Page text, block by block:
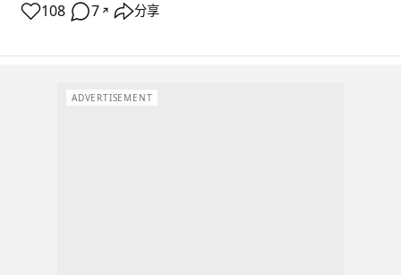
108 7 ↗ 分享
ADVERTISEMENT